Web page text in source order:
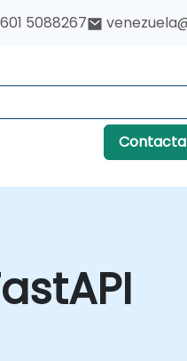
5088267